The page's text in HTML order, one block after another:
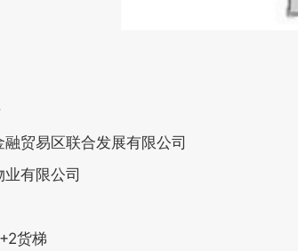
融贸易区联合发展有限公司
业有限公司
+2货梯